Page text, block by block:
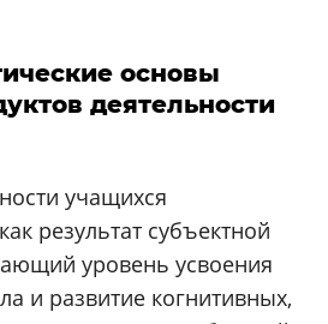
основы
деятельности
учащихся
результат субъектной
уровень усвоения
и развитие когнитивных,